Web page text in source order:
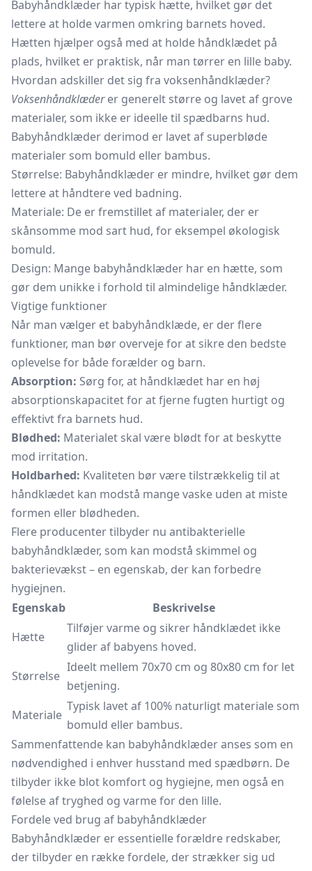
Babyhåndklæder har typisk hætte, hvilket gør det
lettere at holde varmen omkring barnets hoved.
Hætten hjælper også med at holde håndklædet på
plads, hvilket er praktisk, når man tørrer en lille baby.
Hvordan adskiller det sig fra voksenhåndklæder?
Voksenhåndklæderer generelt større og lavet af grove
materialer, som ikke er ideelle til spædbarns hud.
Babyhåndklæder derimod er lavet af superbløde
materialer som bomuld eller bambus.
Størrelse: Babyhåndklæder er mindre, hvilket gør dem
lettere at håndtere ved badning.
Materiale: De er fremstillet af materialer, der er
skånsomme mod sart hud, for eksempel økologisk
bomuld.
Design: Mange babyhåndklæder har en hætte, som
gør dem unikke i forhold til almindelige håndklæder.
Vigtige funktioner
Når man vælger et babyhåndklæde, er der flere
funktioner, man bør overveje for at sikre den bedste
oplevelse for både forælder og barn.
Absorption: Sørg for, at håndklædet har en høj
absorptionskapacitet for at fjerne fugten hurtigt og
effektivt fra barnets hud.
Blødhed: Materialet skal være blødt for at beskytte
mod irritation.
Holdbarhed: Kvaliteten bør være tilstrækkelig til at
håndklædet kan modstå mange vaske uden at miste
formen eller blødheden.
Flere producenter tilbyder nu antibakterielle
babyhåndklæder, som kan modstå skimmel og
bakterievækst – en egenskab, der kan forbedre
hygiejnen.
Egenskab
Beskrivelse
Hætte
Tilføjer varme og sikrer håndklædet ikke
glider af babyens hoved.
Størrelse
Ideelt mellem 70x70 cm og 80x80 cm for let
betjening.
Materiale
Typisk lavet af 100% naturligt materiale som
bomuld eller bambus.
Sammenfattende kan babyhåndklæder anses som en
nødvendighed i enhver husstand med spædbørn. De
tilbyder ikke blot komfort og hygiejne, men også en
følelse af tryghed og varme for den lille.
Fordele ved brug af babyhåndklæder
Babyhåndklæder er essentielle forældre redskaber,
der tilbyder en række fordele, der strækker sig ud